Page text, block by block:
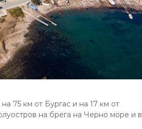
75 км от Бургас и на 17 км от
на брега на Черно море и в